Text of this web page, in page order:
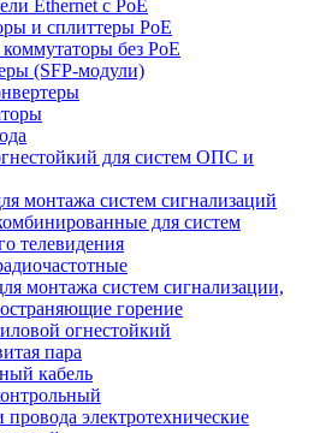
Ethernet с PoE
и сплиттеры РоЕ
без РоЕ
(SFP-модули)
для систем ОПС и
монтажа систем сигнализаций
для систем
телевидения
монтажа систем сигнализации,
горение
огнестойкий
пара
кабель
провода электротехнические